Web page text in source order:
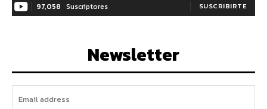
97,058 Suscriptores SUSCRIBIRTE
Newsletter